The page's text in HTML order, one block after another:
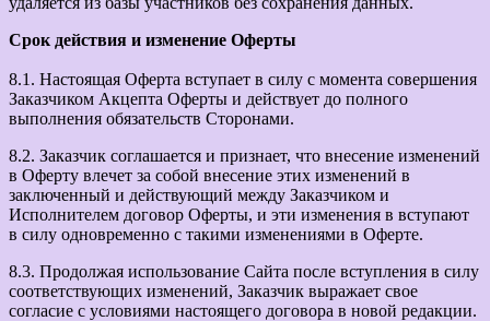
Срок действия и изменение Оферты
8.1. Настоящая Оферта вступает в силу с момента совершения
Заказчиком Акцепта Оферты и действует до полного
выполнения обязательств Сторонами.
8.2. Заказчик соглашается и признает, что внесение изменений
в Оферту влечет за собой внесение этих изменений в
заключенный и действующий между Заказчиком и
Исполнителем договор Оферты, и эти изменения в вступают
в силу одновременно с такими изменениями в Оферте.
8.3. Продолжая использование Сайта после вступления в силу
соответствующих изменений, Заказчик выражает свое
согласие с условиями настоящего договора в новой редакции.